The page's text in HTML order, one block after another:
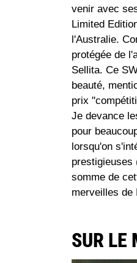
venir avec
Limited
l'Australie.
protégée de
Sellita. Ce
beauté,
prix
Je devance
pour
lorsqu'on
prestigieuses
somme de
merveilles de
SUR LE